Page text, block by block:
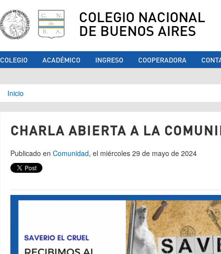
COLEGIO NACIONAL
DE BUENOS AIRES
COLEGIO ACADÉMICO INGRESO COOPERADORA
Se encuentra usted aquí
Inicio
CHARLA ABIERTA A LA
Publicado en Comunidad, el miércoles 29 de mayo de 2024